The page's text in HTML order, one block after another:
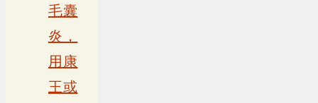
毛囊
炎，
用康
王或